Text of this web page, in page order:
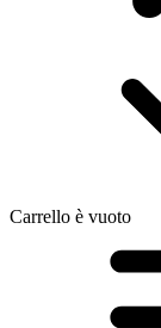
Carrello è vuoto